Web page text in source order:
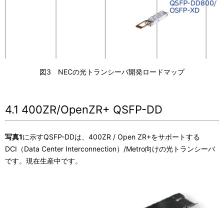
図3 NECの光トランシーバ開発ロードマップ
4.1 400ZR/OpenZR+ QSFP-DD
写真1に示すQSFP-DDは、400ZR / Open ZR+をサポートする
DCI（Data Center Interconnection）/Metro向けの光トランシーバ
です。現在生産中です。